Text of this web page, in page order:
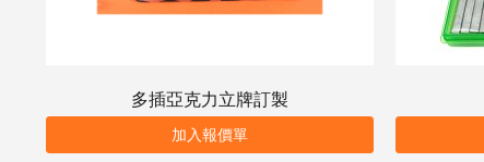
多插亞克力立牌訂製
加入報價單